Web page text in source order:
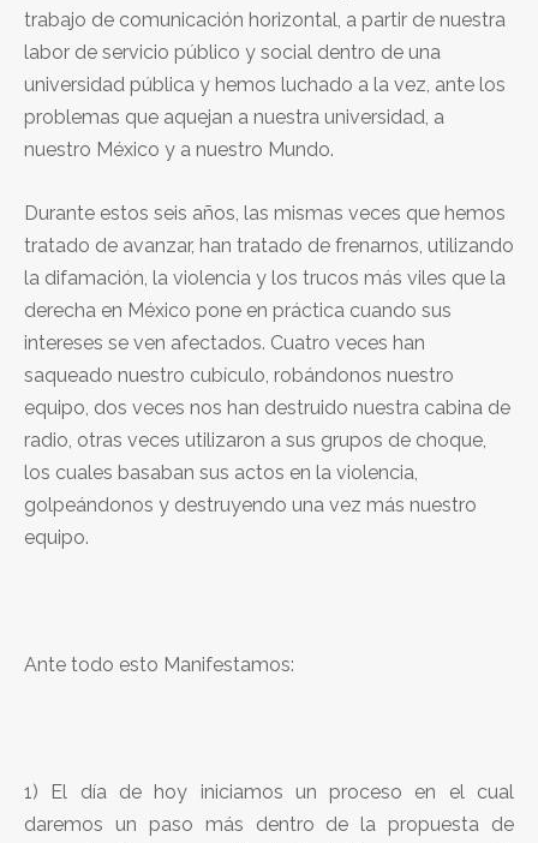
trabajo de comunicación horizontal, a partir de nuestra
labor de servicio público y social dentro de una
universidad pública y hemos luchado a la vez, ante los
problemas que aquejan a nuestra universidad, a
nuestro México y a nuestro Mundo.
Durante estos seis años, las mismas veces que hemos
tratado de avanzar, han tratado de frenarnos, utilizando
la difamación, la violencia y los trucos más viles que la
derecha en México pone en práctica cuando sus
intereses se ven afectados. Cuatro veces han
saqueado nuestro cubículo, robándonos nuestro
equipo, dos veces nos han destruido nuestra cabina de
radio, otras veces utilizaron a sus grupos de choque,
los cuales basaban sus actos en la violencia,
golpeándonos y destruyendo una vez más nuestro
equipo.
Ante todo esto Manifestamos:
1) El día de hoy iniciamos un proceso en el cual
daremos un paso más dentro de la propuesta de